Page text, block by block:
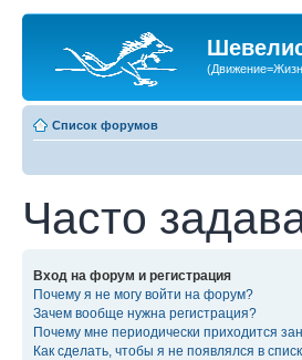
Список форумов
Часто
Вход на форум и регистрация
Почему я не могу войти на форум?
Зачем вообще нужна регистрация?
Почему мне периодически приходится
Как сделать, чтобы я не появлялся в